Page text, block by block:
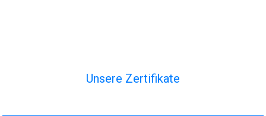
Unsere Zertifikate